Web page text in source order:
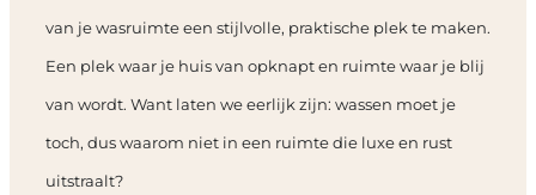
van je wasruimte een stijlvolle, praktische plek te maken.
Een plek waar je huis van opknapt en ruimte waar je blij
van wordt. Want laten we eerlijk zijn: wassen moet je
toch, dus waarom niet in een ruimte die luxe en rust
uitstraalt?